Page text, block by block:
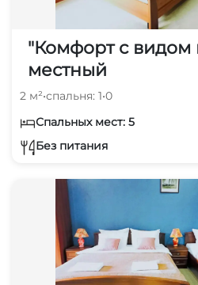
"Комфорт с видом
местный
2 м²•спальня: 1•0
Спальных мест: 5
Без питания